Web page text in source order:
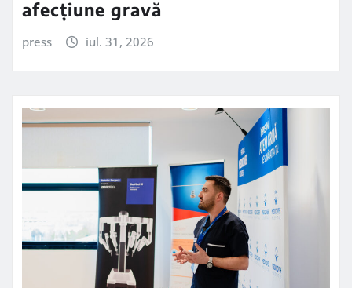
afecțiune gravă
press iul. 31, 2026